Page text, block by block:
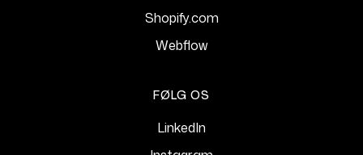
Shopify.com
Webflow
FØLG OS
LinkedIn